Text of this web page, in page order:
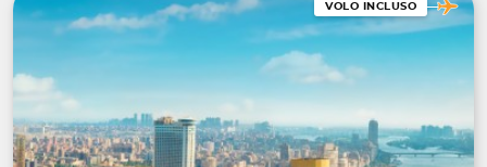
VOLO INCLUSO